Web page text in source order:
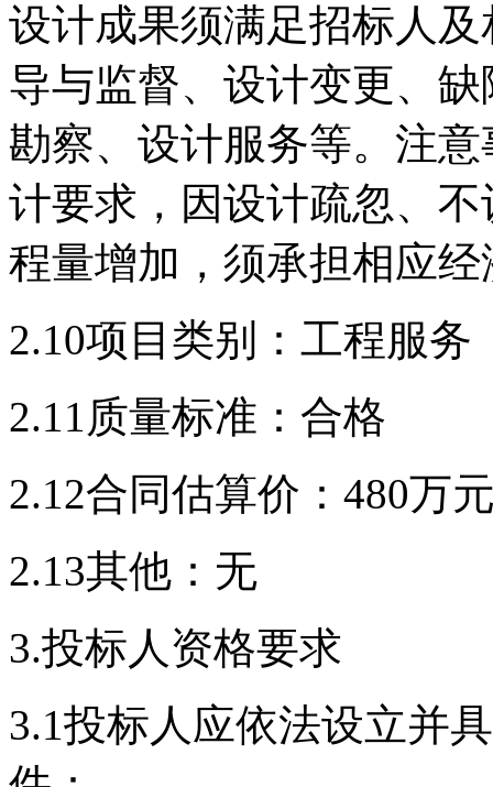
设计成果须满足招标人
导与监督、设计变更、
勘察、设计服务等。注
计要求，因设计疏忽、
程量增加，须承担相应经
2.10项目类别：工程服务
2.11质量标准： 合格
2.12合同估算价： 480万
2.13其他： 无
3.投标人资格要求
3.1投标人应依法设立并